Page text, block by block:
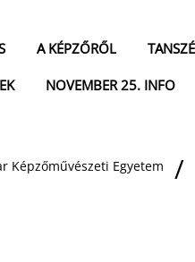
A KÉPZŐRŐL
NOVEMBER 25. INFO
Képzőművészeti Egyetem